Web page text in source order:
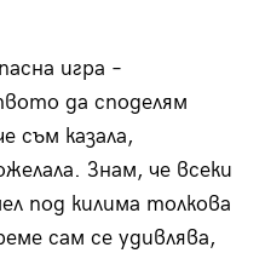
игра –
да споделям
съм казала,
Знам, че всеки
под килима толкова
сам се удивлява,